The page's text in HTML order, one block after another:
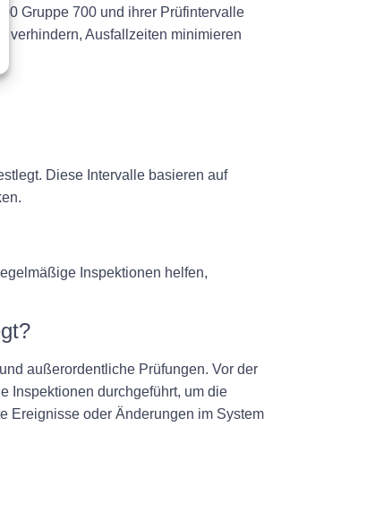
Gruppe 700 und ihrer Prüfintervalle
verhindern, Ausfallzeiten minimieren
Diese Intervalle basieren auf
Inspektionen helfen,
außerordentliche Prüfungen. Vor der
Inspektionen durchgeführt, um die
Ereignisse oder Änderungen im System